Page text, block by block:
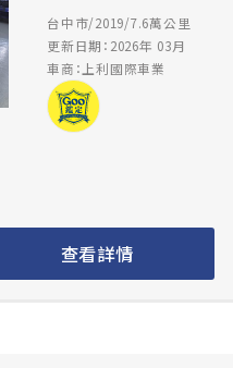
台中市/2019/7.6萬公里
更新日期：2026年 03月
車商：上利國際車業
查看詳情